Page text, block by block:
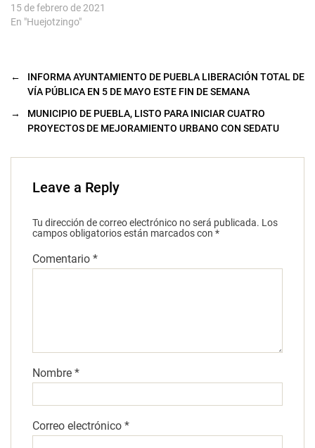
15 de febrero de 2021
En "Huejotzingo"
←
INFORMA AYUNTAMIENTO DE PUEBLA LIBERACIÓN TOTAL DE
VÍA PÚBLICA EN 5 DE MAYO ESTE FIN DE SEMANA
→
MUNICIPIO DE PUEBLA, LISTO PARA INICIAR CUATRO
PROYECTOS DE MEJORAMIENTO URBANO CON SEDATU
Leave a Reply
Tu dirección de correo electrónico no será publicada. Los
campos obligatorios están marcados con *
Comentario *
Nombre *
Correo electrónico *